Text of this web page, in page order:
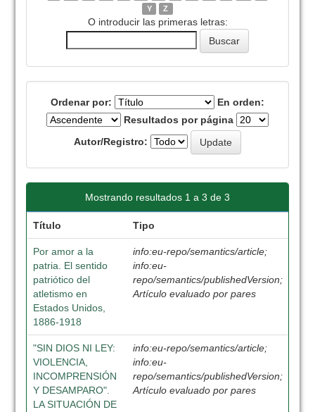
Y
Z
O introducir las primeras letras:
Ordenar por:
En orden:
Resultados por página
Autor/Registro:
Mostrando resultados 1 a 3 de 3
Título Tipo
Por amor a la
patria. El sentido
patriótico del
atletismo en
Estados Unidos,
1886-1918
info:eu-repo/semantics/article;
info:eu-
repo/semantics/publishedVersion;
Artículo evaluado por pares
"SIN DIOS NI LEY:
VIOLENCIA,
INCOMPRENSIÓN
Y DESAMPARO".
LA SITUACIÓN DE
info:eu-repo/semantics/article;
info:eu-
repo/semantics/publishedVersion;
Artículo evaluado por pares